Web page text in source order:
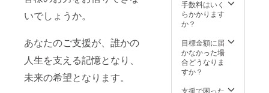
いでしょうか。
あなたのご支援が、誰かの
人生を支える記憶となり、
未来の希望となります。
たあなたのお名
前を読み上げて
感謝を伝える特
別な動画メッ
セージです。
「ののはが目を
見て“ありがと
う”を言ってくれ
た！」という体
ル 提供方法：支
援時にご入力い
ただいたメール
ウンロードURL
をお送りします
※ お名前は
「ニックネー
手数料はいく
らかかります
か？
目標金額に届
かなかった場
合どうなりま
すか？
支援で困った